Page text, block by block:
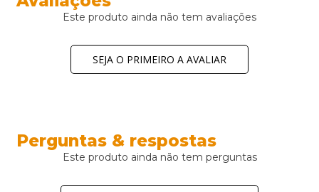
Este produto ainda não tem avaliações
SEJA O PRIMEIRO A AVALIAR
Perguntas & respostas
Este produto ainda não tem perguntas